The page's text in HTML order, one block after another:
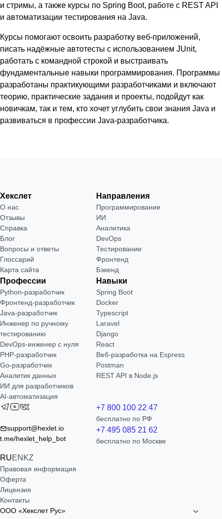
и стримы, а также курсы по Spring Boot, работе с REST API
и автоматизации тестирования на Java.
Курсы помогают освоить разработку веб‑приложений,
писать надёжные автотесты с использованием JUnit,
работать с командной строкой и выстраивать
фундаментальные навыки программирования. Программы
разработаны практикующими разработчиками и включают
теорию, практические задания и проекты, подойдут как
новичкам, так и тем, кто хочет углубить свои знания Java и
развиваться в профессии Java-разработчика.
Хекслет
О нас
Отзывы
Справка
Блог
Вопросы и ответы
Глоссарий
Карта сайта
Направления
Программирование
ИИ
Аналитика
DevOps
Тестирование
Фронтенд
Бэкенд
Профессии
Python-разработчик
Фронтенд-разработчик
Java-разработчик
Инженер по ручному
тестированию
DevOps-инженер с нуля
РНР-разработчик
Go-разработчик
Аналитик данных
ИИ для разработчиков
AI-автоматизация
Навыки
Spring Boot
Docker
Typescript
Laravel
Django
React
Веб-разработка на Express
Postman
REST API в Node.js
support@hexlet.io
t.me/hexlet_help_bot
RUEN KZ
+7 800 100 22 47
бесплатно по РФ
+7 495 085 21 62
бесплатно по Москве
Правовая информация
Оферта
Лицензия
Контакты
ООО «Хекслет Рус»